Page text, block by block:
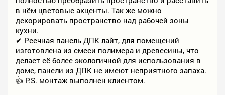
ПОЛЕЗНОЕ
в нём цветовые акценты. Так же можно
декорировать пространство над рабочей зоны
кухни.
✔ Реечная панель ДПК лайт, для помещений
изготовлена из смеси полимера и древесины, что
делает её более экологичной для использования в
доме, панели из ДПК не имеют неприятного запаха.
👍 P.S. монтаж выполнен клиентом.